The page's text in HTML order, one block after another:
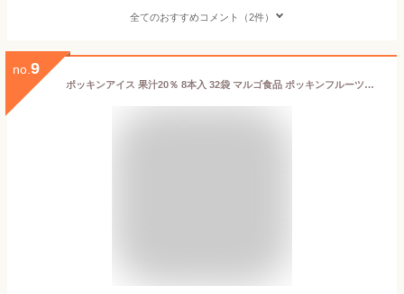
全てのおすすめコメント（2件）
no. 9
ポッキンアイス 果汁20％ 8本入 32袋 マルゴ食品 ポッキンフルーツ『送料無料（一部地域除く）』